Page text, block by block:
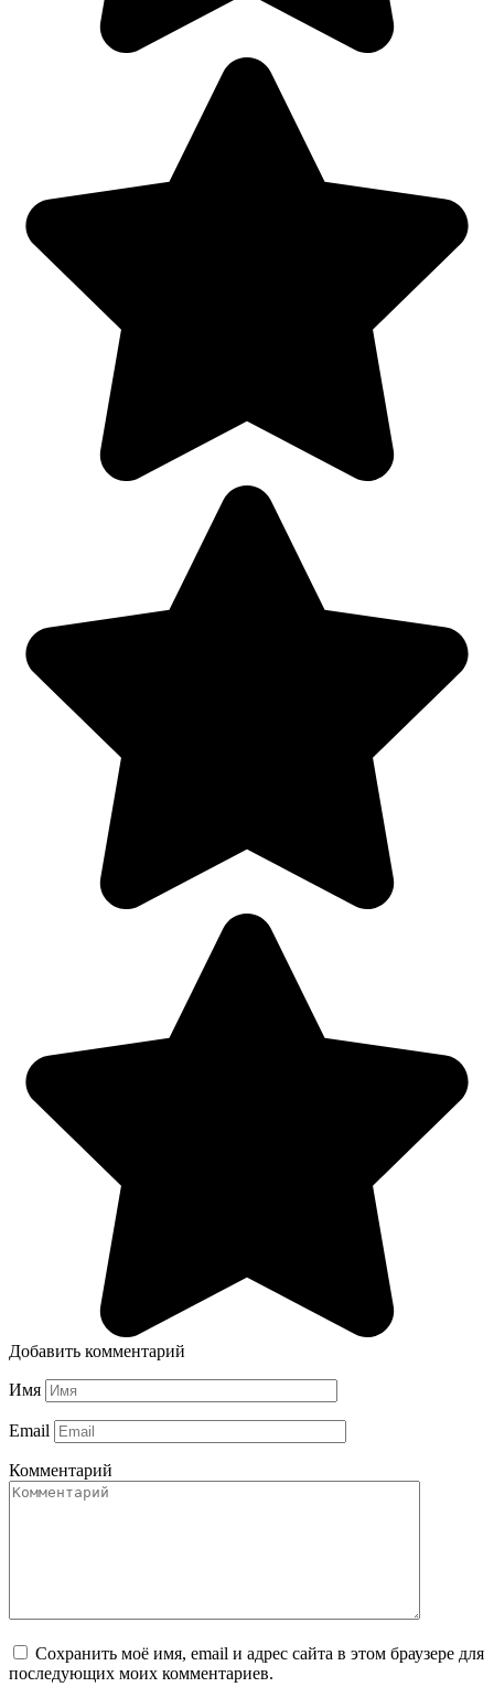
Добавить комментарий
Имя
Email
Комментарий
Сохранить моё имя, email и адрес сайта в этом браузере для
последующих моих комментариев.